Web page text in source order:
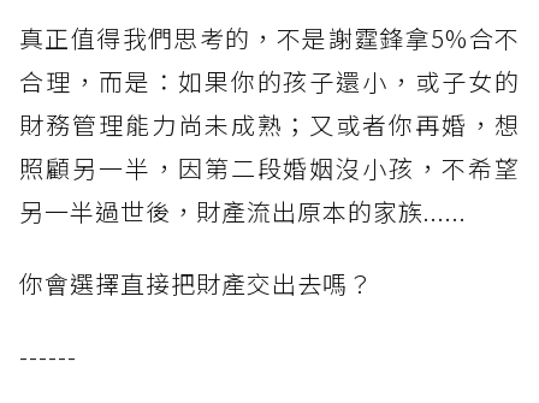
真正值得我們思考的，不是謝霆鋒拿5%合不
合理，而是：如果你的孩子還小，或子女的
財務管理能力尚未成熟；又或者你再婚，想
照顧另一半，因第二段婚姻沒小孩，不希望
另一半過世後，財產流出原本的家族......
你會選擇直接把財產交出去嗎？
------